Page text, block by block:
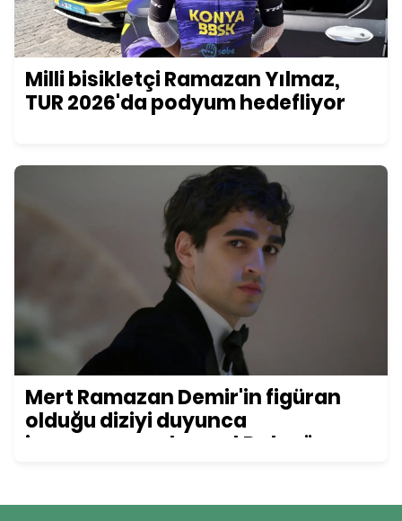
Milli bisikletçi Ramazan Yılmaz,
TUR 2026'da podyum hedefliyor
Mert Ramazan Demir'in figüran
olduğu diziyi duyunca
inanamayacaksınız! Daha önce